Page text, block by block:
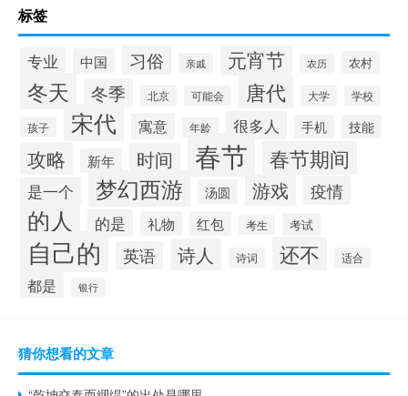
标签
专业 中国 习俗 亲戚 元宵节 农历 农村
冬天 冬季 北京 可能会 唐代 大学 学校
孩子 宋代 寓意 年龄 很多人 手机 技能
攻略 新年 时间 春节 春节期间
是一个 梦幻西游 汤圆 游戏 疫情
的人 的是 礼物 红包 考生 考试
自己的 英语 诗人 诗词 还不 适合
都是 银行
猜你想看的文章